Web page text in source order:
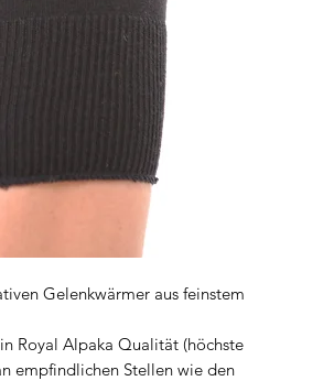
Gelenkwärmer aus feinstem
Royal Alpaka Qualität (höchste
empfindlichen Stellen wie den